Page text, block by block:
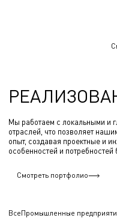
Мы работаем с локальными и
отраслей, что позволяет
опыт, создавая проектные и
особенностей и
Смотреть портфолио
ВсеПромышленные